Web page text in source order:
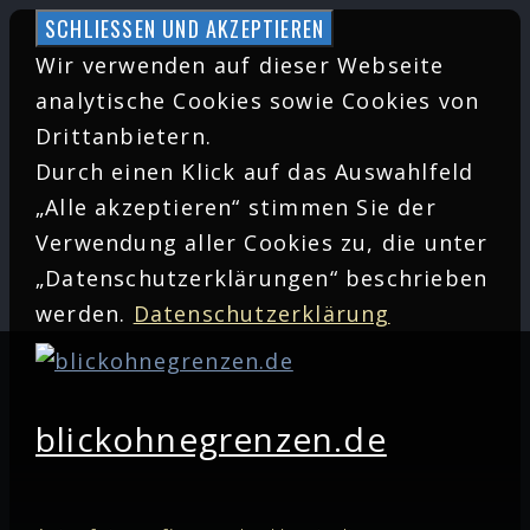
Zum
Inhalt
springen
Wir verwenden auf dieser Webseite
analytische Cookies sowie Cookies von
Drittanbietern.
Durch einen Klick auf das Auswahlfeld
„Alle akzeptieren“ stimmen Sie der
Verwendung aller Cookies zu, die unter
„Datenschutzerklärungen“ beschrieben
werden. Datenschutzerklärung
blickohnegrenzen.de